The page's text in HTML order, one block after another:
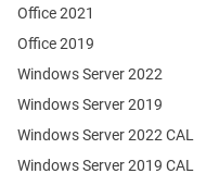
Office 2021
Office 2019
Windows Server 2022
Windows Server 2019
Windows Server 2022 CAL
Windows Server 2019 CAL